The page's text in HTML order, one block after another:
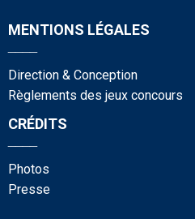
MENTIONS LÉGALES
Direction & Conception
Règlements des jeux concours
CRÉDITS
photos
presse